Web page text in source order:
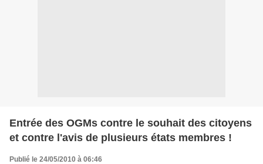
Entrée des OGMs contre le souhait des citoyens
et contre l'avis de plusieurs états membres !
Publié le 24/05/2010 à 06:46